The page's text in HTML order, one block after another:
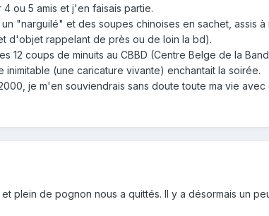
ou 5 amis et j'en faisais partie.
"narguilé" et des soupes chinoises en sachet, assis
d'objet rappelant de près ou de loin la bd).
12 coups de minuits au CBBD (Centre Belge de la
inimitable (une caricature vivante) enchantait la soirée.
je m'en souviendrais sans doute toute ma vie avec
et plein de pognon nous a quittés. Il y a désormais un